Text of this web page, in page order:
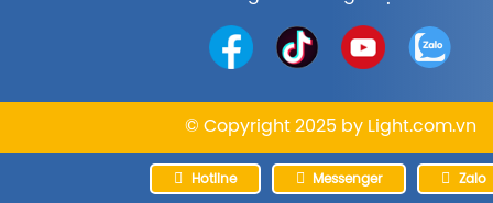
© Copyright 2025 by Light.com.vn
Hotline Messenger Zalo